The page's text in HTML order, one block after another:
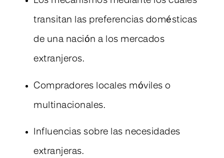
transitan las preferencias domésticas
de una nación a los mercados
extranjeros.
Compradores locales móviles o
multinacionales.
Influencias sobre las necesidades
extranjeras.